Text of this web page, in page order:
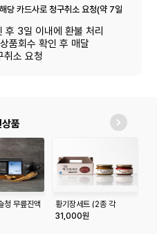
당 카드사로 청구취소 요청(약 7일
3일 이내에 환불 처리
품회수 확인 후 매달
취소 요청
품
청 무릎진액
황기장세트 (2종 각
500g)
31,000원